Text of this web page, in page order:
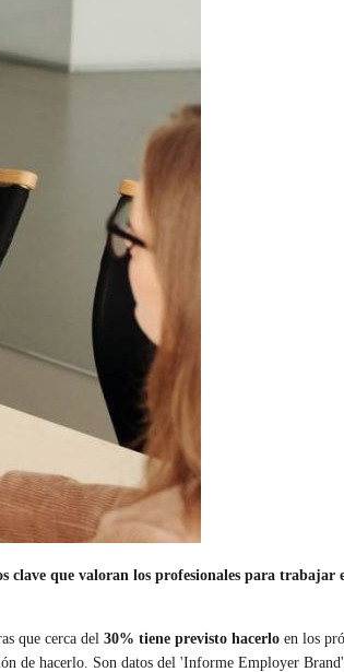
que valoran los profesionales para trabajar
que cerca del 30% tiene previsto hacerlo en los
de hacerlo. Son datos del 'Informe Employer Brand'